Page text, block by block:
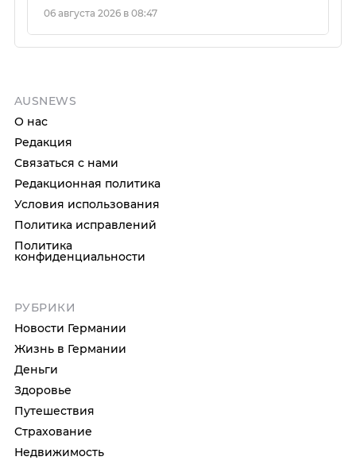
06 августа 2026 в 08:47
AUSNEWS
О нас
Редакция
Связаться с нами
Редакционная политика
Условия использования
Политика исправлений
Политика
конфиденциальности
РУБРИКИ
Новости Германии
Жизнь в Германии
Деньги
Здоровье
Путешествия
Страхование
Недвижимость